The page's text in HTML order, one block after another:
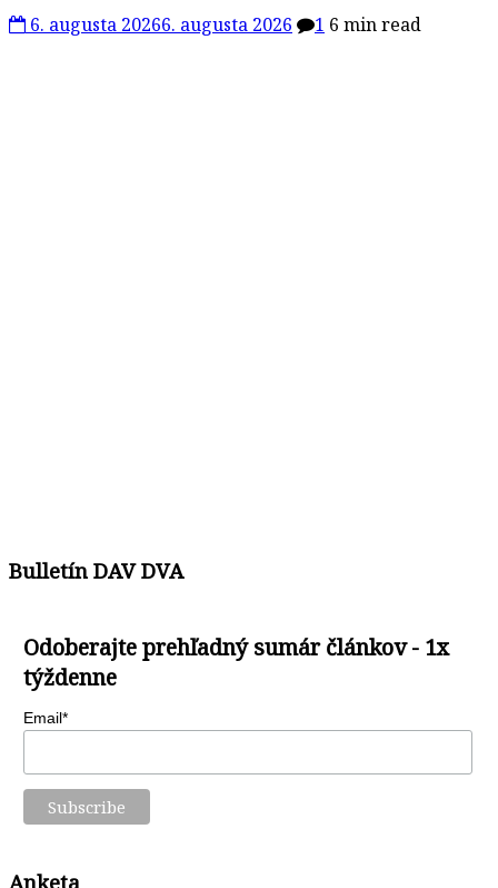
6. augusta 20266. augusta 2026 1 6 min read
Bulletín DAV DVA
Odoberajte prehľadný sumár článkov - 1x
týždenne
Email*
Anketa